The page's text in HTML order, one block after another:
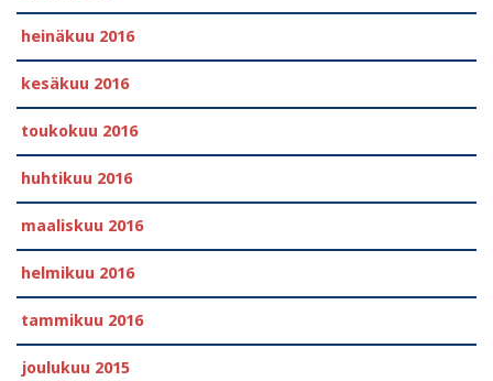
heinäkuu 2016
kesäkuu 2016
toukokuu 2016
huhtikuu 2016
maaliskuu 2016
helmikuu 2016
tammikuu 2016
joulukuu 2015